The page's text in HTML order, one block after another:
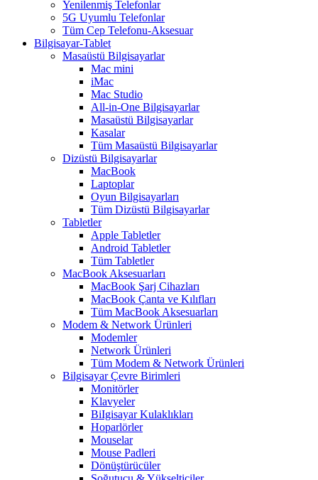
Yenilenmiş Telefonlar
5G Uyumlu Telefonlar
Tüm Cep Telefonu-Aksesuar
Bilgisayar-Tablet
Masaüstü Bilgisayarlar
Mac mini
iMac
Mac Studio
All-in-One Bilgisayarlar
Masaüstü Bilgisayarlar
Kasalar
Tüm Masaüstü Bilgisayarlar
Dizüstü Bilgisayarlar
MacBook
Laptoplar
Oyun Bilgisayarları
Tüm Dizüstü Bilgisayarlar
Tabletler
Apple Tabletler
Android Tabletler
Tüm Tabletler
MacBook Aksesuarları
MacBook Şarj Cihazları
MacBook Çanta ve Kılıfları
Tüm MacBook Aksesuarları
Modem & Network Ürünleri
Modemler
Network Ürünleri
Tüm Modem & Network Ürünleri
Bilgisayar Çevre Birimleri
Monitörler
Klavyeler
BiIgisayar Kulaklıkları
Hoparlörler
Mouselar
Mouse Padleri
Dönüştürücüler